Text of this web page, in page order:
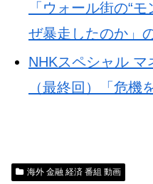
「ウォール街の“
ぜ暴走したのか」
NHKスペシャル マ
（最終回）「危機
海外 金融 経済 番組 動画